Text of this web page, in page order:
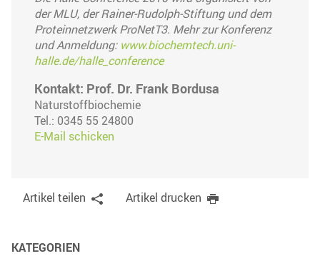
der MLU, der Rainer-Rudolph-Stiftung und dem
Proteinnetzwerk ProNetT3. Mehr zur Konferenz
und Anmeldung: www.biochemtech.uni-
halle.de/halle_conference
Kontakt: Prof. Dr. Frank Bordusa
Naturstoffbiochemie
Tel.: 0345 55 24800
E-Mail schicken
Artikel teilen Artikel drucken
KATEGORIEN